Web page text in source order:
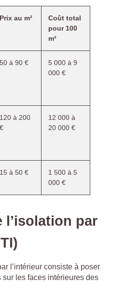
Prix au m²
Coût total
pour 100
m²
50 à 90 €
5 000 à 9
000 €
120 à 200
€
12 000 à
20 000 €
15 à 50 €
1 500 à 5
000 €
l’isolation par
l’intérieur consiste à poser
les faces intérieures des